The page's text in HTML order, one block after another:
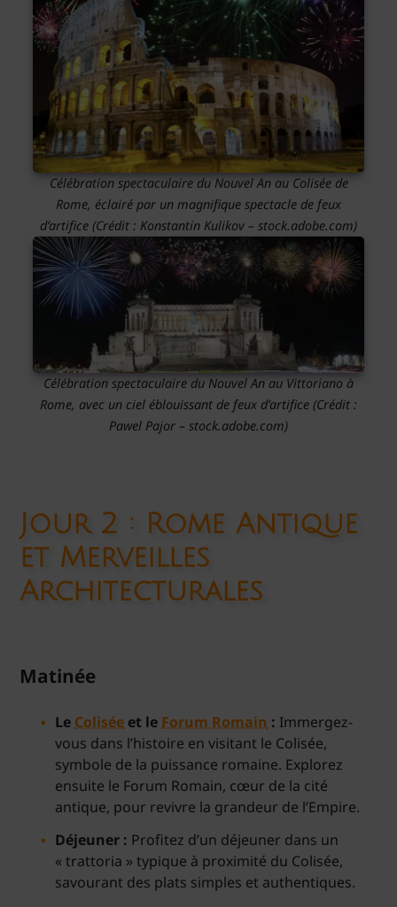
Célébration spectaculaire du Nouvel An au Colisée de
Rome, éclairé par un magnifique spectacle de feux
d’artifice (Crédit : Konstantin Kulikov – stock.adobe.com)
Célébration spectaculaire du Nouvel An au Vittoriano à
Rome, avec un ciel éblouissant de feux d’artifice (Crédit :
Pawel Pajor – stock.adobe.com)
Jour 2 : Rome Antique
et Merveilles
Architecturales
Matinée
Le Colisée et le Forum Romain : Immergez-
vous dans l’histoire en visitant le Colisée,
symbole de la puissance romaine. Explorez
ensuite le Forum Romain, cœur de la cité
antique, pour revivre la grandeur de l’Empire.
Déjeuner : Profitez d’un déjeuner dans un
« trattoria » typique à proximité du Colisée,
savourant des plats simples et authentiques.